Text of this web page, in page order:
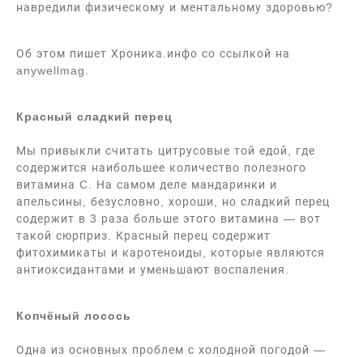
навредили физическому и ментальному здоровью?
Об этом пишет Хроника.инфо со ссылкой на
anywellmag.
Красный сладкий перец
Мы привыкли считать цитрусовые той едой, где
содержится наибольшее количество полезного
витамина C. На самом деле мандаринки и
апельсины, безусловно, хороши, но сладкий перец
содержит в 3 раза больше этого витамина — вот
такой сюрприз. Красный перец содержит
фитохимикаты и каротеноиды, которые являются
антиоксидантами и уменьшают воспаления.
Копчёный лосось
Одна из основных проблем с холодной погодой —